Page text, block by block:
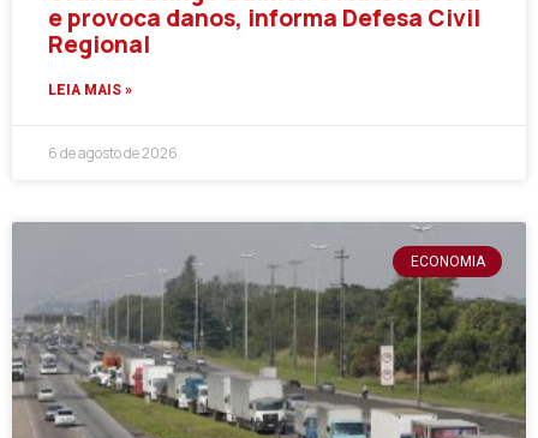
e provoca danos, informa Defesa Civil
Regional
LEIA MAIS »
6 de agosto de 2026
ECONOMIA